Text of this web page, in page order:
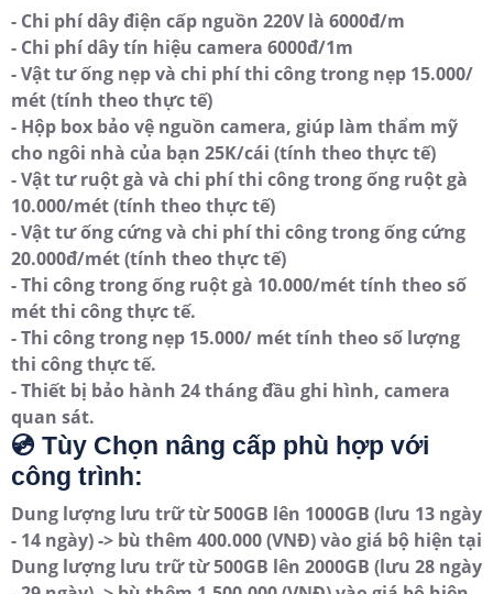
- Chi phí dây điện cấp nguồn 220V là 6000đ/m
- Chi phí dây tín hiệu camera 6000đ/1m
- Vật tư ống nẹp và chi phí thi công trong nẹp 15.000/
mét (tính theo thực tế)
- Hộp box bảo vệ nguồn camera, giúp làm thẩm mỹ
cho ngôi nhà của bạn 25K/cái (tính theo thực tế)
- Vật tư ruột gà và chi phí thi công trong ống ruột gà
10.000/mét (tính theo thực tế)
- Vật tư ống cứng và chi phí thi công trong ống cứng
20.000đ/mét (tính theo thực tế)
- Thi công trong ống ruột gà 10.000/mét tính theo số
mét thi công thực tế.
- Thi công trong nẹp 15.000/ mét tính theo số lượng
thi công thực tế.
- Thiết bị bảo hành 24 tháng đầu ghi hình, camera
quan sát.
💿 Tùy Chọn nâng cấp phù hợp với
công trình:
Dung lượng lưu trữ từ 500GB lên 1000GB (lưu 13 ngày
- 14 ngày) -> bù thêm 400.000 (VNĐ) vào giá bộ hiện tại
Dung lượng lưu trữ từ 500GB lên 2000GB (lưu 28 ngày